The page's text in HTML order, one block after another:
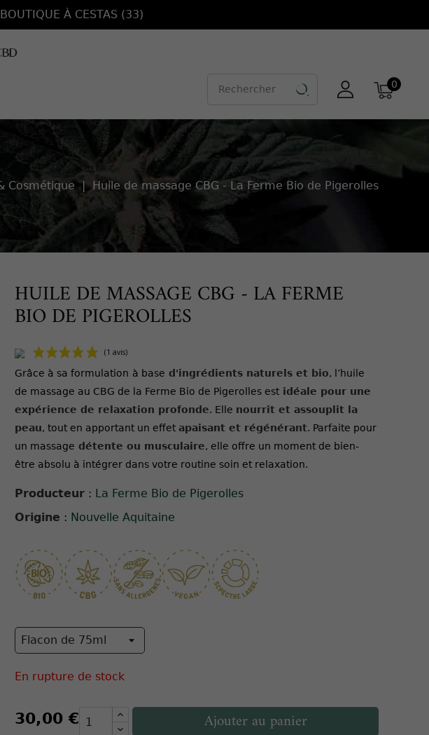
À CESTAS (33)
 0
Cosmétique Huile de massage CBG - La Ferme Bio de Pigerolles
HUILE DE MASSAGE CBG - LA FERME
BIO DE PIGEROLLES
(1 avis)
Grâce à sa formulation à base d'ingrédients naturels et bio, l’huile
de massage au CBG de la Ferme Bio de Pigerolles est idéale pour une
expérience de relaxation profonde. Elle nourrit et assouplit la
peau, tout en apportant un effet apaisant et régénérant. Parfaite pour
un massage détente ou musculaire, elle offre un moment de bien-
être absolu à intégrer dans votre routine soin et relaxation.
Producteur : La Ferme Bio de Pigerolles
Origine : Nouvelle Aquitaine
En rupture de stock
30,00 € Ajouter au panier